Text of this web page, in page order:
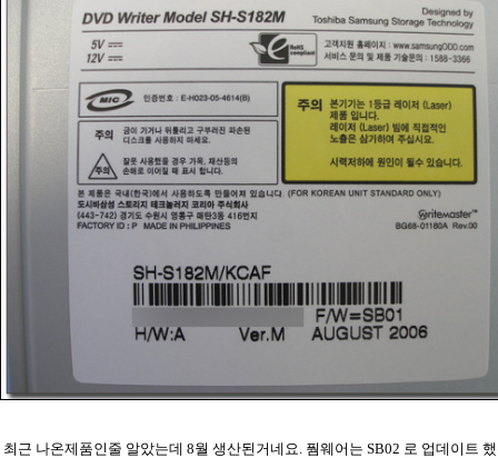
최근 나온제품인줄 알았는데 8월 생산된거네요. 풤웨어는 SB02 로 업데이트